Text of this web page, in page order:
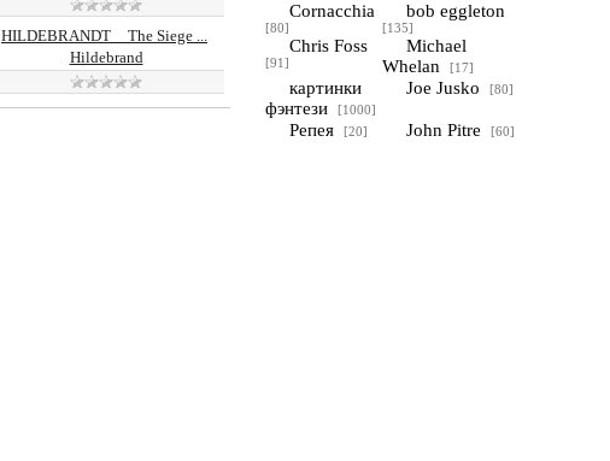
HILDEBRANDT__The Siege ...
Hildebrand
Cornacchia
[80]
bob eggleton
[135]
Chris Foss
[91]
Michael
Whelan
[17]
картинки
фэнтези
[1000]
Joe Jusko [80]
Репея [20] John Pitre [60]